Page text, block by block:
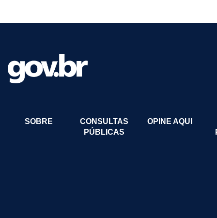
SOBRE
CONSULTAS
PÚBLICAS
OPINE AQUI